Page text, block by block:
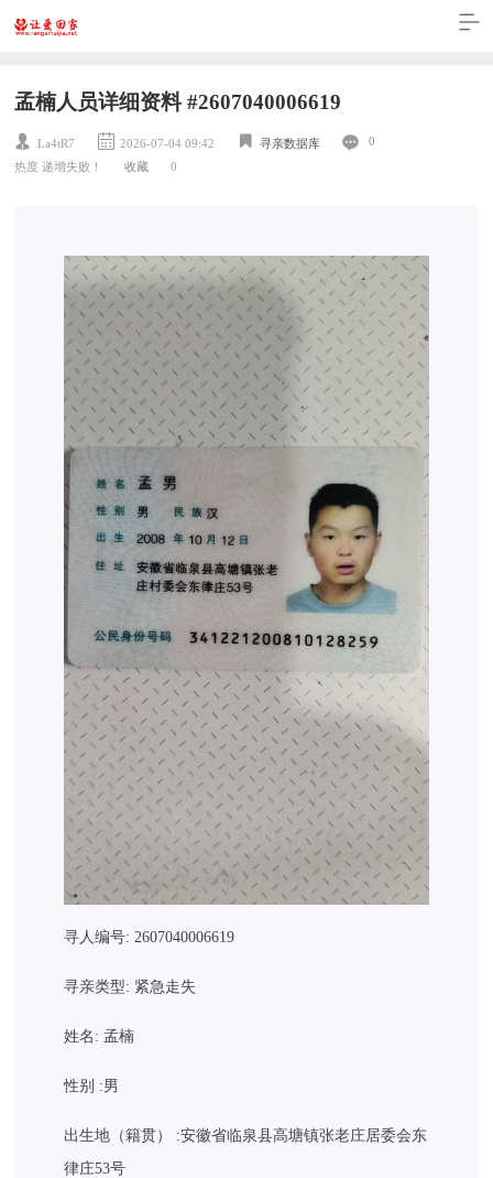
孟楠人员详细资料 #2607040006619
La4tR7 2026-07-04 09:42 寻亲数据库
0
热度 递增失败！
收藏 0
寻人编号: 2607040006619
寻亲类型: 紧急走失
姓名: 孟楠
性别 :男
出生地（籍贯） :安徽省临泉县高塘镇张老庄居委会东
律庄53号